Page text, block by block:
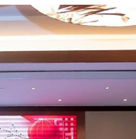
騎交警一路開道護送
晚年健康